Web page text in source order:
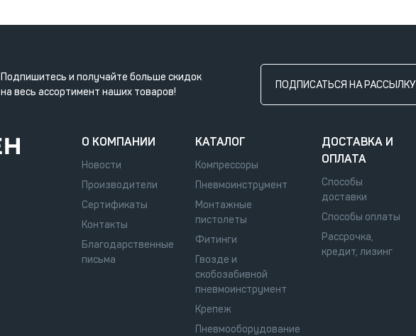
Подпишитесь и получайте больше скидок
на весь ассортимент наших товаров!
ПОДПИСАТЬСЯ НА РАССЫЛКУ
О КОМПАНИИ
Новости
Производители
Сертификаты
Контакты
Благодарственные
письма
КАТАЛОГ
Компрессоры
Пневмоинструмент
Монтажные
пистолеты
Фитинги
Гвозде и
скобозабивной
пневмоинструмент
Крепеж
Пневмооборудование
ДОСТАВКА И
ОПЛАТА
Способы
доставки
Способы оплаты
Рассрочка,
кредит, лизинг